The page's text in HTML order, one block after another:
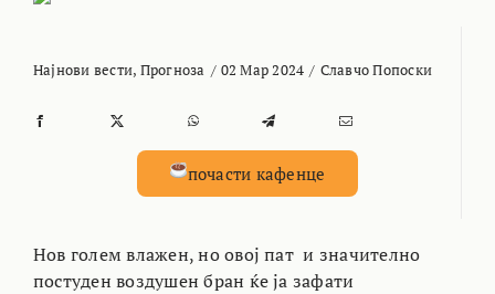
Најнови вести, Прогноза / 02 Мар 2024 / Славчо Попоски
почасти кафенце
Нов голем влажен, но овој пат и значително
постуден воздушен бран ќе ја зафати